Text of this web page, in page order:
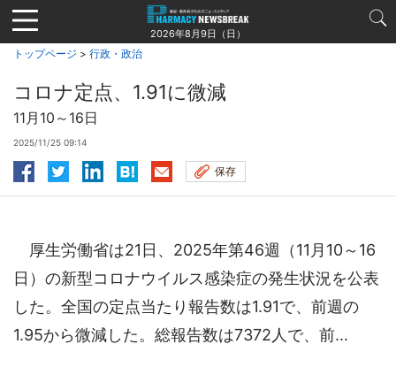
Jump
to
navigation
2026年8月9日（日）
トップページ > 行政・政治
コロナ定点、1.91に微減
11月10～16日
2025/11/25 09:14
保存
厚生労働省は21日、2025年第46週（11月10～16
日）の新型コロナウイルス感染症の発生状況を公表
した。全国の定点当たり報告数は1.91で、前週の
1.95から微減した。総報告数は7372人で、前...